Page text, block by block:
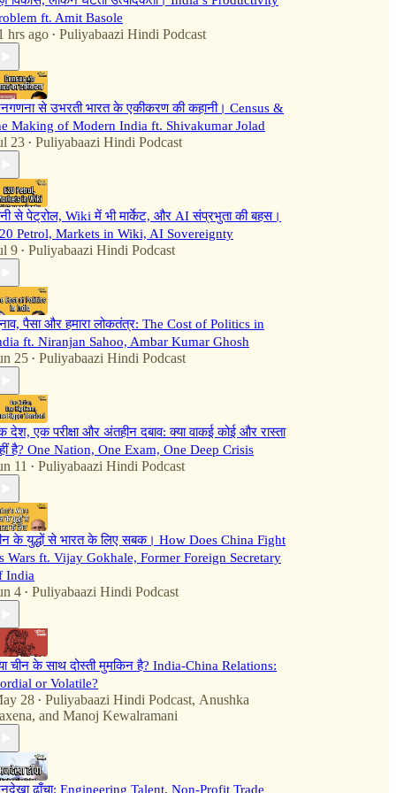
ft. Amit Basole
hrs ago • Puliyabaazi Hindi Podcast
से उभरती भारत के एकीकरण की कहानी। Census &
Making of Modern India ft. Shivakumar Jolad
23 • Puliyabaazi Hindi Podcast
से पेट्रोल, Wiki में भी मार्केट, और AI संप्रभुता की बहस।
Petrol, Markets in Wiki, AI Sovereignty
9 • Puliyabaazi Hindi Podcast
पैसा और हमारा लोकतंत्र: The Cost of Politics in
ft. Niranjan Sahoo, Ambar Kumar Ghosh
25 • Puliyabaazi Hindi Podcast
देश, एक परीक्षा और अंतहीन दबाव: क्या वाकई कोई और रास्ता
है? One Nation, One Exam, One Deep Crisis
11 • Puliyabaazi Hindi Podcast
के युद्धों से भारत के लिए सबक। How Does China Fight
Wars ft. Vijay Gokhale, Former Foreign Secretary
India
4 • Puliyabaazi Hindi Podcast
चीन के साथ दोस्ती मुमकिन है? India-China Relations:
or Volatile?
28 • Puliyabaazi Hindi Podcast, Anushka
, and Manoj Kewalramani
ढाँचा: Engineering Talent, Non-Profit Trade